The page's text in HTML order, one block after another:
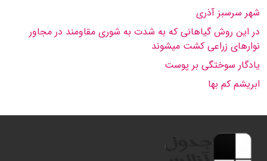
شهر سرسبز آذری
در این روش گیاهانی که به شدت به شوری مقاومند در مجاور
نوارهای زراعی کشت میشوند
یادگار سوختگی بر پوست
ابریشم کم بها